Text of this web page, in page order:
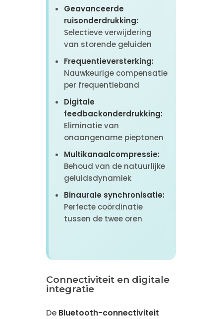
Geavanceerde
ruisonderdrukking:
Selectieve verwijdering
van storende geluiden
Frequentieversterking:
Nauwkeurige compensatie
per frequentieband
Digitale
feedbackonderdrukking:
Eliminatie van
onaangename pieptonen
Multikanaalcompressie:
Behoud van de natuurlijke
geluidsdynamiek
Binaurale synchronisatie:
Perfecte coördinatie
tussen de twee oren
Connectiviteit en digitale
integratie
De Bluetooth-connectiviteit